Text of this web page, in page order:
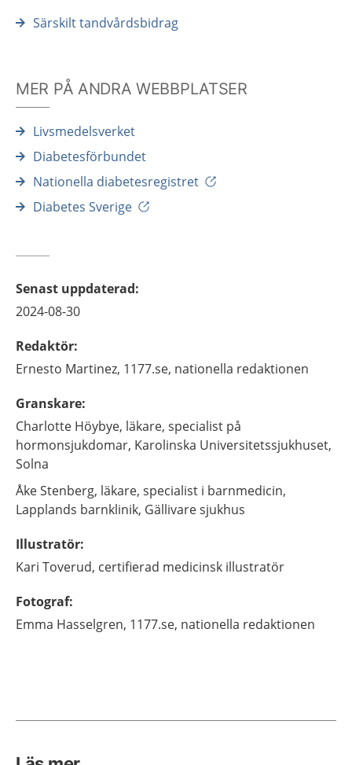
Särskilt tandvårdsbidrag
MER PÅ ANDRA WEBBPLATSER
Livsmedelsverket
Diabetesförbundet
Nationella diabetesregistret
Diabetes Sverige
Senast uppdaterad:
2024-08-30
Redaktör:
Ernesto Martinez, 1177.se, nationella redaktionen
Granskare:
Charlotte Höybye, läkare, specialist på
hormonsjukdomar, Karolinska Universitetssjukhuset,
Solna
ÅkeStenberg, läkare, specialist i barnmedicin,
Lapplands barnklinik, Gällivare sjukhus
Illustratör:
Kari Toverud, certifierad medicinsk illustratör
Fotograf:
Emma Hasselgren, 1177.se, nationella redaktionen